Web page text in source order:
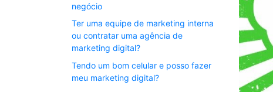
negócio
Ter uma equipe de marketing interna
ou contratar uma agência de
marketing digital?
Tendo um bom celular e posso fazer
meu marketing digital?